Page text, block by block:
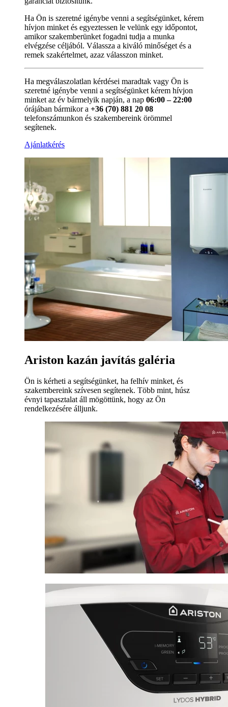
Ha Ön is szeretné igénybe venni a segítségünket, kérem
hívjon minket és egyeztessen le velünk egy időpontot,
amikor szakemberünket fogadni tudja a munka
elvégzése céljából. Válassza a kiváló minőséget és a
remek szakértelmet, azaz válasszon minket.
Ha megválaszolatlan kérdései maradtak vagy Ön is
szeretné igénybe venni a segítségünket kérem hívjon
minket az év bármelyik napján, a nap 06:00 – 22:00
órájában bármikor a +36 (70) 881 20 08
telefonszámunkon és szakembereink örömmel
segítenek.
Ajánlatkérés
Ariston kazán javítás galéria
Ön is kérheti a segítségünket, ha felhív minket, és
szakembereink szívesen segítenek. Több mint, húsz
évnyi tapasztalat áll mögöttünk, hogy az Ön
rendelkezésére álljunk.